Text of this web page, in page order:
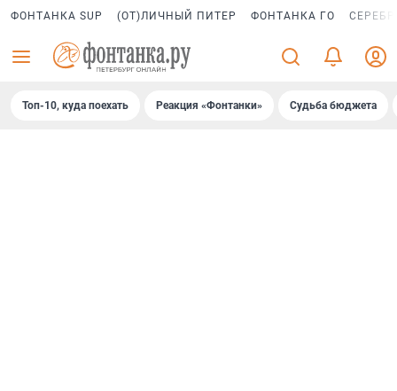
ФОНТАНКА SUP (ОТ)ЛИЧНЫЙ ПИТЕР ФОНТАНКА ГО
Топ-10, куда поехать Реакция «Фонтанки» Судьба бюджета